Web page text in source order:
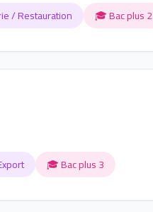
/ Restauration 🎓 Bac plus 2
🎓 Bac plus 3